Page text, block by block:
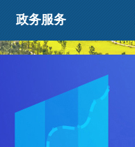
政务服务